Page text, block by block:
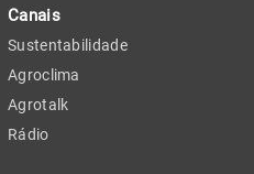
Canais
Sustentabilidade
Agroclima
Agrotalk
Rádio